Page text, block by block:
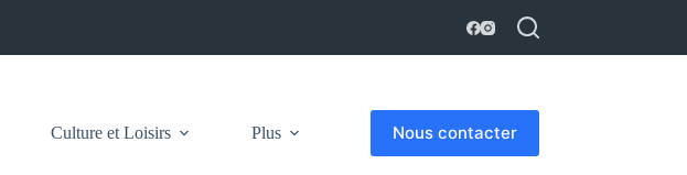
Culture et Loisirs Plus Nous contacter